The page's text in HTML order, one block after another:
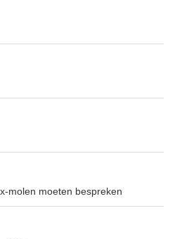
molen moeten bespreken